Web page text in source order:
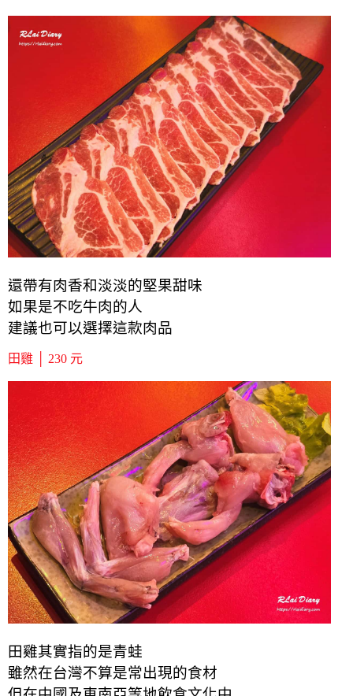
還帶有肉香和淡淡的堅果甜味
如果是不吃牛肉的人
建議也可以選擇這款肉品
田雞 │ 230 元
田雞其實指的是青蛙
雖然在台灣不算是常出現的食材